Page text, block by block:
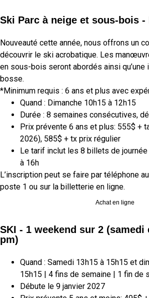
Ski Parc à neige et sous-bois -
Nouveauté cette année, nous offrons un
découvrir le ski acrobatique. Les
en sous-bois seront abordés ainsi qu’une
bosse.
*Minimum requis : 6 ans et plus avec
Quand : Dimanche 10h15 à 12h15
Durée : 8 semaines consécutives,
Prix prévente 6 ans et plus: 555$ +
2026), 585$ + tx prix régulier
Le tarif inclut les 8 billets de
à 16h
L’inscription peut se faire par téléphone
poste 1 ou sur la billetterie en ligne.
Achat en ligne
SKI - 1 weekend sur 2 (samedi
pm)
Quand : Samedi 13h15 à 15h15 et
15h15 | 4 fins de semaine | 1 fin de
Débute le 9 janvier 2027